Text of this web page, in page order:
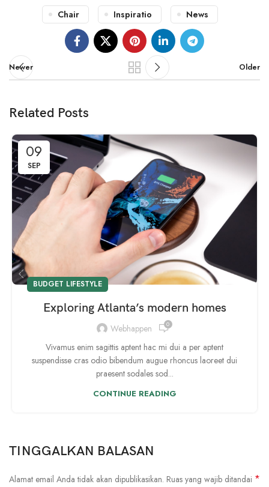
Chair Inspiratio News
Newer Older
Related Posts
09
SEP
BUDGET LIFESTYLE
Exploring Atlanta’s modern homes
Webhappen 0
Vivamus enim sagittis aptent hac mi dui a per aptent
suspendisse cras odio bibendum augue rhoncus laoreet dui
praesent sodales sod...
CONTINUE READING
TINGGALKAN BALASAN
Alamat email Anda tidak akan dipublikasikan. Ruas yang wajib ditandai *